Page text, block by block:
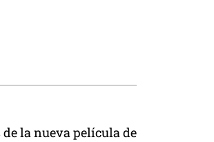
la nueva película de